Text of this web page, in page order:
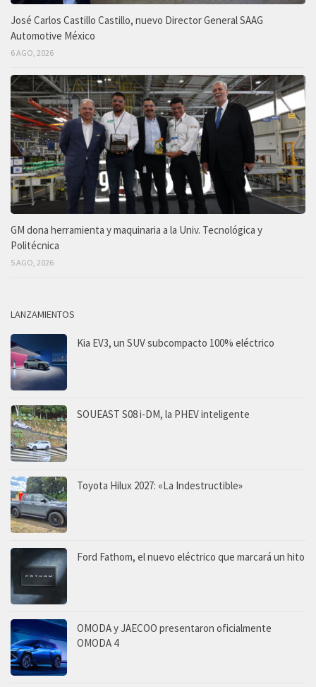
José Carlos Castillo Castillo, nuevo Director General SAAG
Automotive México
6 AGO, 2026
GM dona herramienta y maquinaria a la Univ. Tecnológica y
Politécnica
5 AGO, 2026
LANZAMIENTOS
Kia EV3, un SUV subcompacto 100% eléctrico
SOUEAST S08 i-DM, la PHEV inteligente
Toyota Hilux 2027: «La Indestructible»
Ford Fathom, el nuevo eléctrico que marcará un hito
OMODA y JAECOO presentaron oficialmente
OMODA 4